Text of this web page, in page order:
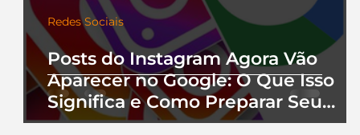
Posts do Instagram Agora Vão
Aparecer no Google: O Que Isso
Significa e Como Preparar Seu
Perfil
Redes Sociais